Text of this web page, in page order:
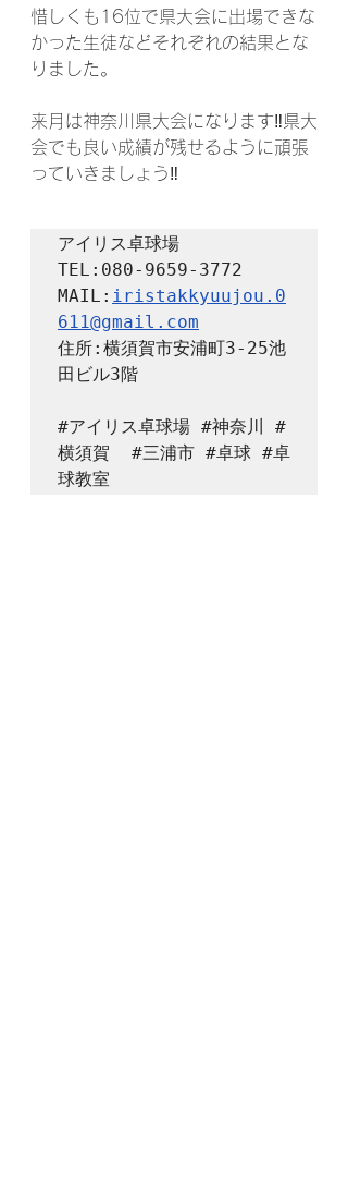
惜しくも16位で県大会に出場できな
かった生徒などそれぞれの結果とな
りました。
来月は神奈川県大会になります‼県大
会でも良い成績が残せるように頑張
っていきましょう‼
アイリス卓球場
TEL:080-9659-3772
MAIL: iristakkyuujou.0
611@gmail.com
住所:横須賀市安浦町3-25池
田ビル3階
#アイリス卓球場 #神奈川
#
横須賀
#三浦市 #卓球 #卓
球教室